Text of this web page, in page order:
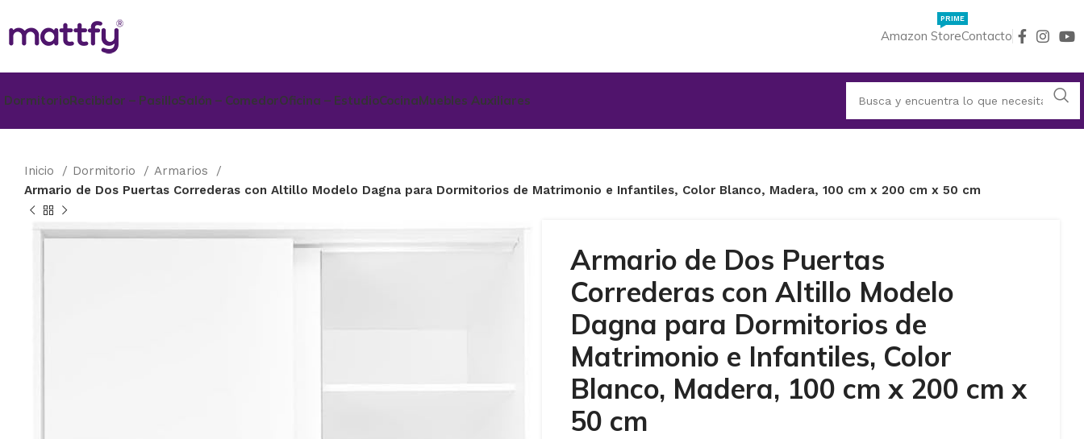
Amazon Store
PRIME
Contacto
DormitorioRecibidor – PasilloSalón – ComedorOficina – EstudioCocinaMuebles Auxiliares
Inicio Dormitorio
Armarios
Armario de Dos Puertas Correderas con Altillo Modelo Dagna para Dormitorios de Matrimonio e Infantiles, Color Blanco, Madera, 100 cm x 200 cm x 50 cm
Armario de Dos Puertas
Correderas con Altillo Modelo
Dagna para Dormitorios de
Matrimonio e Infantiles, Color
Blanco, Madera, 100 cm x 200 cm x
50 cm